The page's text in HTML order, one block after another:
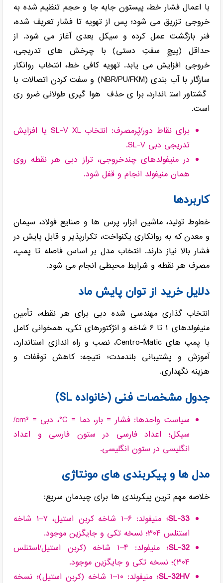
با اعمال فشار خط، پیستون جابه جا و حجم تنظیم شده به
خروجی تزریق می شود؛ پس از تهویه تا فشار تعریف شده،
فنر بازگشت عمل کرده و سیکل بعدی آغاز می شود. از
حداقل (پیچِ سفتِ دستی) با چرخش های تدریجی،
خروجی افزایش می یابد. تهویه کافی خط، انتخاب روانکار
سازگار با آب بندی (NBR/PU/FKM) و سفت کردن اتصالات با
گشتاور استاندارد، برای حذف هواگیری طولانی ضروری
است.
برای نقاط دور/پُرمصرف: انتخاب SL-V XL یا افزایش
تدریجی دبی SL-V.
در منیفولدهای چندخروجی، تراز دبی هر نقطه روی
همان منیفولد انجام و قفل شود.
کاربردها
خطوط تولید، ماشین ابزار، پرس ها و صنایع فولاد، سیمان
و معدن که به روانکاری یکنواخت، تکرارپذیر و قابل پایش در
فشار بالا نیاز دارند. انتخاب مدل بر اساس فاصله تا پمپ،
مصرف هر نقطه و شرایط محیطی انجام می شود.
دلایل خرید از توان پایش ماد
انتخاب گذاری مهندسی شده دبی برای هر نقطه، تأمین
منیفولدهای ۱ تا ۶ شاخه و انژکتورهای تکی، همخوانی کامل
با پمپ های Centro-Matic، نصب و راه اندازی استاندارد،
آموزش و پشتیبانی بلندمدت؛ نتیجه: کاهش توقفات و
هزینه نگهداری.
جدول مشخصات فنی (خانواده SL)
سیاست واحدها: فشار = بار، دما = ‎°C، دبی = cm³/
سیکل؛ اعداد فارسی در ستون فارسی و اعداد
انگلیسی در ستون انگلیسی.
مدل ها و پیکربندی های مونتاژی
خلاصه مهم ترین پیکربندی ها برای چیدمان سریع:
SL-33
؛ منیفولد: ‎۱–۶ شاخه کربن استیل، ‎۱–۷ شاخه
استنلس ۳۰۴؛ نسخه تکی و جایگزین موجود.
SL-32
؛ منیفولد: ‎۱–۴ شاخه (کربن استیل/استنلس
۳۰۴)؛ نسخه تکی و جایگزین موجود.
SL-32HV
؛ منیفولد: ‎۱–۱۰ شاخه (کربن استیل)؛ نسخه